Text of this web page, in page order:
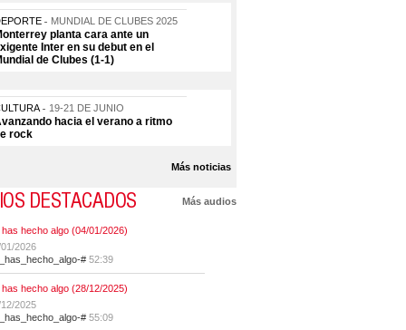
MUNDIAL DE CLUBES 2025
planta cara ante un
Inter en su debut en el
de Clubes (1-1)
19-21 DE JUNIO
hacia el verano a ritmo
rock
Más noticias
DESTACADOS Más audios
hecho algo (04/01/2026)
2026
# 52:39
hecho algo (28/12/2025)
2025
# 55:09